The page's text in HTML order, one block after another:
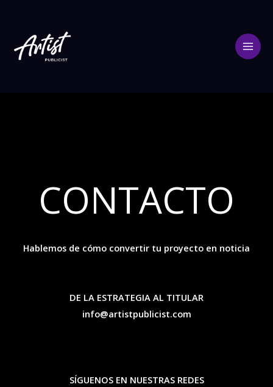
contenido
CONTACTO
Hablemos de cómo convertir tu proyecto en noticia
DE LA ESTRATEGIA AL TITULAR
info@artistpublicist.com
SÍGUENOS EN NUESTRAS REDES